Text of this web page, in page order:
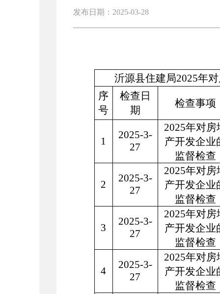
发布日期：2025-03-28
沂源县住建局2025年对
序
号
检查日
期
检查事项
1
2025-3-
27
2025年对房
产开发企业
监督检查
2
2025-3-
27
2025年对房
产开发企业
监督检查
3
2025-3-
27
2025年对房
产开发企业
监督检查
4
2025-3-
27
2025年对房
产开发企业
监督检查